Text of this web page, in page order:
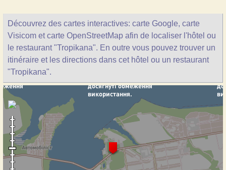
Découvrez des cartes interactives: carte Google, carte
Visicom et carte OpenStreetMap afin de localiser l'hôtel ou
le restaurant "Tropikana". En outre vous pouvez trouver un
itinéraire et les directions dans cet hôtel ou un restaurant
"Tropikana".